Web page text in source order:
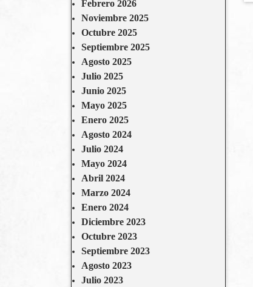
Febrero 2026
Noviembre 2025
Octubre 2025
Septiembre 2025
Agosto 2025
Julio 2025
Junio 2025
Mayo 2025
Enero 2025
Agosto 2024
Julio 2024
Mayo 2024
Abril 2024
Marzo 2024
Enero 2024
Diciembre 2023
Octubre 2023
Septiembre 2023
Agosto 2023
Julio 2023